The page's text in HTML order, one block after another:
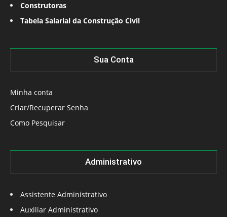
Construtoras
Tabela Salarial da Construção Civil
Sua Conta
Minha conta
Criar/Recuperar Senha
Como Pesquisar
Administrativo
Assistente Administrativo
Auxiliar Administrativo